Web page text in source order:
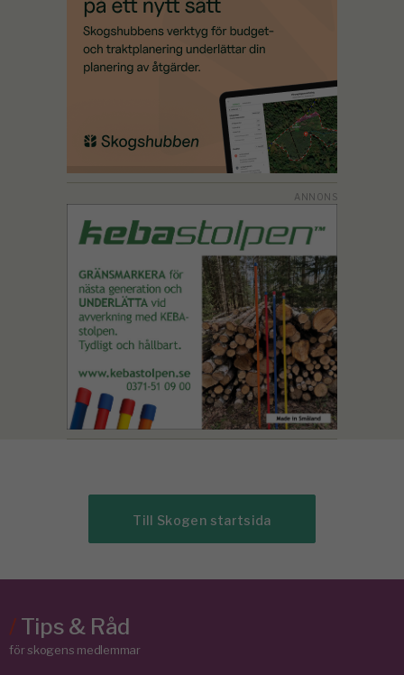
Till Skogen startsida
/Tips & Råd
för skogens medlemmar